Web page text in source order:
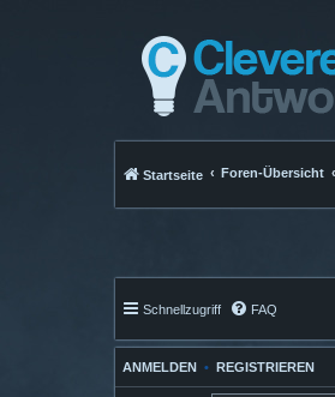
Startseite Foren-Übersicht
Schnellzugriff FAQ
ANMELDEN • REGISTRIEREN